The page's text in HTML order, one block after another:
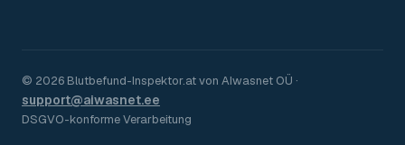
© 2026 Blutbefund-Inspektor.atvon AIwasnet OÜ ·
support@aiwasnet.ee
DSGVO-konforme Verarbeitung